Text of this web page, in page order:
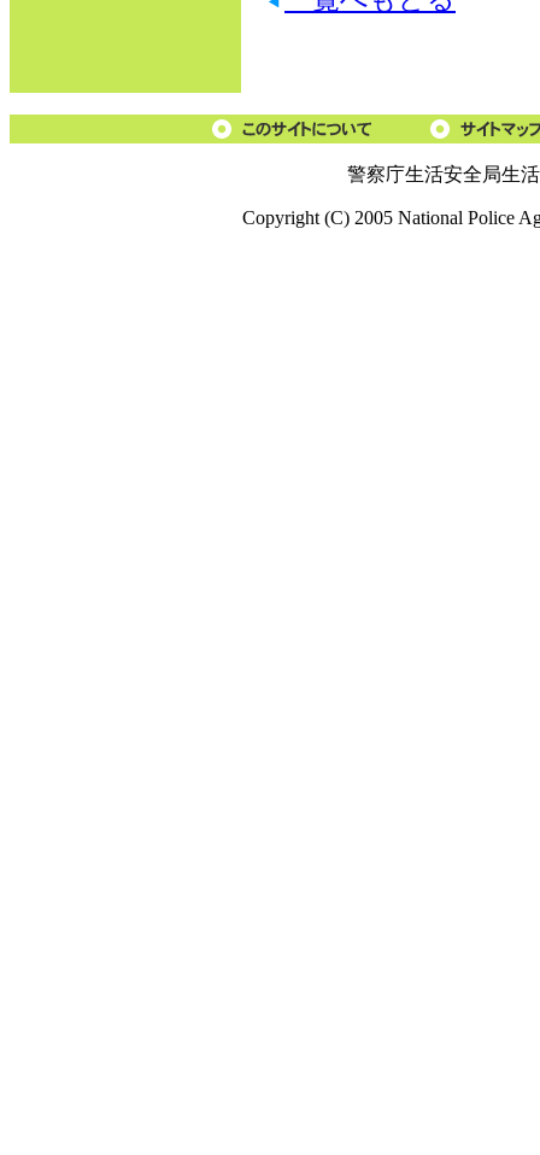
警察庁生活安全局生
Copyright (C) 2005 National Police